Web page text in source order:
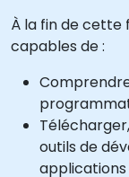
À la fin de
capables de :
outils de